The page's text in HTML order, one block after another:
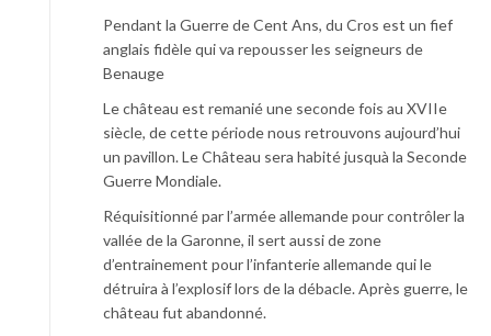
Pendant la Guerre de Cent Ans, du Cros est un fief
anglais fidèle qui va repousser les seigneurs de
Benauge
Le château est remanié une seconde fois au XVIIe
siècle, de cette période nous retrouvons aujourd’hui
un pavillon. Le Château sera habité jusquà la Seconde
Guerre Mondiale.
Réquisitionné par l’armée allemande pour contrôler la
vallée de la Garonne, il sert aussi de zone
d’entrainement pour l’infanterie allemande qui le
détruira à l’explosif lors de la débacle. Après guerre, le
château fut abandonné.